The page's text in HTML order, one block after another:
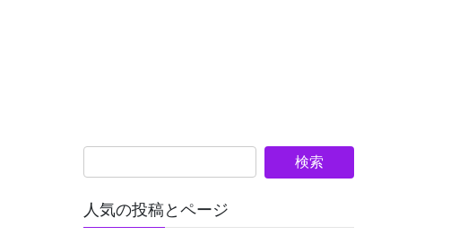
人気の投稿とページ